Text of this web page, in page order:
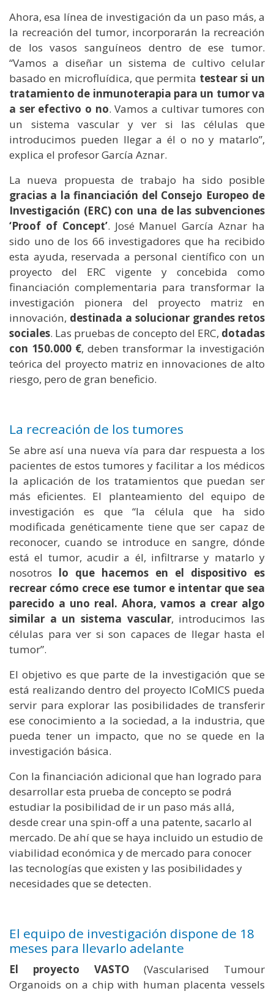
Ahora, esa línea de investigación da un paso más, a
la recreación del tumor, incorporarán la recreación
de los vasos sanguíneos dentro de ese tumor.
“Vamos a diseñar un sistema de cultivo celular
basado en microfluídica, que permita testear si un
tratamiento de inmunoterapia para un tumor va
a ser efectivo o no. Vamos a cultivar tumores con
un sistema vascular y ver si las células que
introducimos pueden llegar a él o no y matarlo”,
explica el profesor García Aznar.
La nueva propuesta de trabajo ha sido posible
gracias a la financiación del Consejo Europeo de
Investigación (ERC) con una de las subvenciones
‘Proof of Concept’. José Manuel García Aznar ha
sido uno de los 66 investigadores que ha recibido
esta ayuda, reservada a personal científico con un
proyecto del ERC vigente y concebida como
financiación complementaria para transformar la
investigación pionera del proyecto matriz en
innovación, destinada a solucionar grandes retos
sociales. Las pruebas de concepto del ERC, dotadas
con 150.000 €, deben transformar la investigación
teórica del proyecto matriz en innovaciones de alto
riesgo, pero de gran beneficio.
La recreación de los tumores
Se abre así una nueva vía para dar respuesta a los
pacientes de estos tumores y facilitar a los médicos
la aplicación de los tratamientos que puedan ser
más eficientes. El planteamiento del equipo de
investigación es que “la célula que ha sido
modificada genéticamente tiene que ser capaz de
reconocer, cuando se introduce en sangre, dónde
está el tumor, acudir a él, infiltrarse y matarlo y
nosotros lo que hacemos en el dispositivo es
recrear cómo crece ese tumor e intentar que sea
parecido a uno real. Ahora, vamos a crear algo
similar a un sistema vascular, introducimos las
células para ver si son capaces de llegar hasta el
tumor”.
El objetivo es que parte de la investigación que se
está realizando dentro del proyecto ICoMICS pueda
servir para explorar las posibilidades de transferir
ese conocimiento a la sociedad, a la industria, que
pueda tener un impacto, que no se quede en la
investigación básica.
Con la financiación adicional que han logrado para
desarrollar esta prueba de concepto se podrá
estudiar la posibilidad de ir un paso más allá,
desde crear una spin-off a una patente, sacarlo al
mercado. De ahí que se haya incluido un estudio de
viabilidad económica y de mercado para conocer
las tecnologías que existen y las posibilidades y
necesidades que se detecten.
El equipo de investigación dispone de 18
meses para llevarlo adelante
El proyecto VASTO (Vascularised Tumour
Organoids on a chip with human placenta vessels